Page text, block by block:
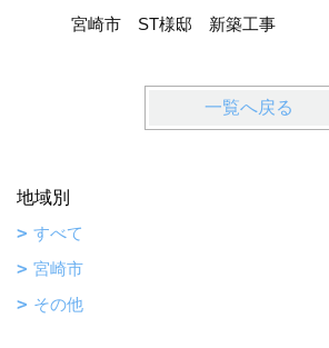
宮崎市 ST様邸 新築工事
一覧へ戻る
地域別
すべて
宮崎市
その他